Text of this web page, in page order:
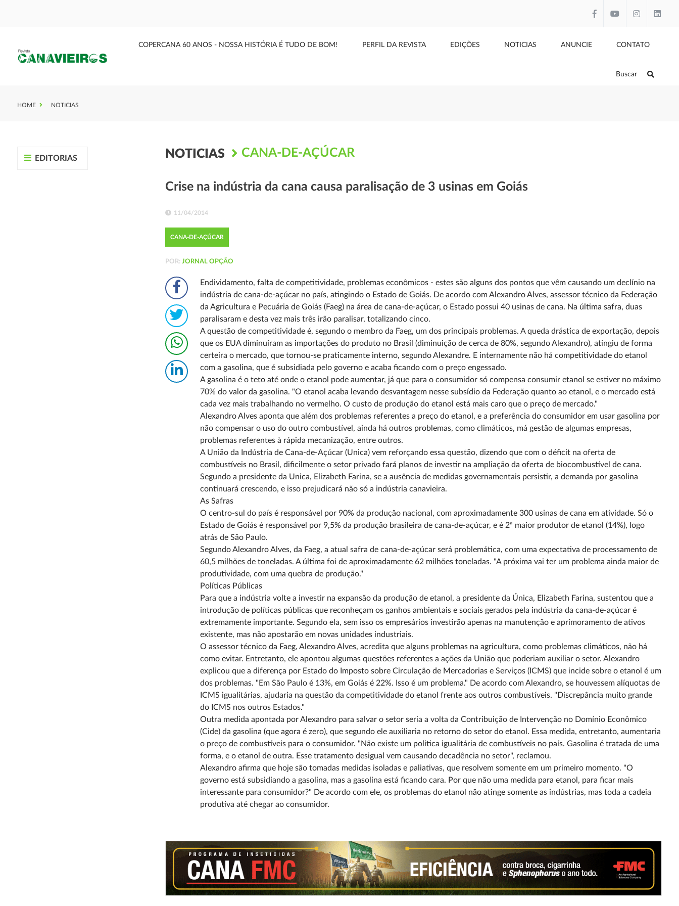
COPERCANA 60 ANOS - NOSSA HISTÓRIA É TUDO DE BOM! PERFIL DA REVISTA EDIÇÕES NOTICIAS ANUNCIE CONTATO
Buscar
HOME NOTICIAS
EDITORIAS NOTICIAS CANA-DE-AÇÚCAR
Crise na indústria da cana causa paralisação de 3 usinas em Goiás
11/04/2014
CANA-DE-AÇÚCAR
POR:JORNAL OPÇÃO
Endividamento, falta de competitividade, problemas econômicos - estes são alguns dos pontos que vêm causando um declínio na
indústria de cana-de-açúcar no país, atingindo o Estado de Goiás. De acordo com Alexandro Alves, assessor técnico da Federação
da Agricultura e Pecuária de Goiás (Faeg) na área de cana-de-açúcar, o Estado possui 40 usinas de cana. Na última safra, duas
paralisaram e desta vez mais três irão paralisar, totalizando cinco.
A questão de competitividade é, segundo o membro da Faeg, um dos principais problemas. A queda drástica de exportação, depois
que os EUA diminuíram as importações do produto no Brasil (diminuição de cerca de 80%, segundo Alexandro), atingiu de forma
certeira o mercado, que tornou-se praticamente interno, segundo Alexandre. E internamente não há competitividade do etanol
com a gasolina, que é subsidiada pelo governo e acaba ficando com o preço engessado.
A gasolina é o teto até onde o etanol pode aumentar, já que para o consumidor só compensa consumir etanol se estiver no máximo
70% do valor da gasolina. "O etanol acaba levando desvantagem nesse subsídio da Federação quanto ao etanol, e o mercado está
cada vez mais trabalhando no vermelho. O custo de produção do etanol está mais caro que o preço de mercado."
Alexandro Alves aponta que além dos problemas referentes a preço do etanol, e a preferência do consumidor em usar gasolina por
não compensar o uso do outro combustível, ainda há outros problemas, como climáticos, má gestão de algumas empresas,
problemas referentes à rápida mecanização, entre outros.
A União da Indústria de Cana-de-Açúcar (Unica) vem reforçando essa questão, dizendo que com o déficit na oferta de
combustíveis no Brasil, dificilmente o setor privado fará planos de investir na ampliação da oferta de biocombustível de cana.
Segundo a presidente da Unica, Elizabeth Farina, se a ausência de medidas governamentais persistir, a demanda por gasolina
continuará crescendo, e isso prejudicará não só a indústria canavieira.
As Safras
O centro-sul do país é responsável por 90% da produção nacional, com aproximadamente 300 usinas de cana em atividade. Só o
Estado de Goiás é responsável por 9,5% da produção brasileira de cana-de-açúcar, e é 2ª maior produtor de etanol (14%), logo
atrás de São Paulo.
Segundo Alexandro Alves, da Faeg, a atual safra de cana-de-açúcar será problemática, com uma expectativa de processamento de
60,5 milhões de toneladas. A última foi de aproximadamente 62 milhões toneladas. "A próxima vai ter um problema ainda maior de
produtividade, com uma quebra de produção."
Políticas Públicas
Para que a indústria volte a investir na expansão da produção de etanol, a presidente da Única, Elizabeth Farina, sustentou que a
introdução de políticas públicas que reconheçam os ganhos ambientais e sociais gerados pela indústria da cana-de-açúcar é
extremamente importante. Segundo ela, sem isso os empresários investirão apenas na manutenção e aprimoramento de ativos
existente, mas não apostarão em novas unidades industriais.
O assessor técnico da Faeg, Alexandro Alves, acredita que alguns problemas na agricultura, como problemas climáticos, não há
como evitar. Entretanto, ele apontou algumas questões referentes a ações da União que poderiam auxiliar o setor. Alexandro
explicou que a diferença por Estado do Imposto sobre Circulação de Mercadorias e Serviços (ICMS) que incide sobre o etanol é um
dos problemas. "Em São Paulo é 13%, em Goiás é 22%. Isso é um problema." De acordo com Alexandro, se houvessem alíquotas de
ICMS igualitárias, ajudaria na questão da competitividade do etanol frente aos outros combustíveis. "Discrepância muito grande
do ICMS nos outros Estados."
Outra medida apontada por Alexandro para salvar o setor seria a volta da Contribuição de Intervenção no Domínio Econômico
(Cide) da gasolina (que agora é zero), que segundo ele auxiliaria no retorno do setor do etanol. Essa medida, entretanto, aumentaria
o preço de combustíveis para o consumidor. "Não existe um politica igualitária de combustíveis no país. Gasolina é tratada de uma
forma, e o etanol de outra. Esse tratamento desigual vem causando decadência no setor", reclamou.
Alexandro afirma que hoje são tomadas medidas isoladas e paliativas, que resolvem somente em um primeiro momento. "O
governo está subsidiando a gasolina, mas a gasolina está ficando cara. Por que não uma medida para etanol, para ficar mais
interessante para consumidor?" De acordo com ele, os problemas do etanol não atinge somente as indústrias, mas toda a cadeia
produtiva até chegar ao consumidor.